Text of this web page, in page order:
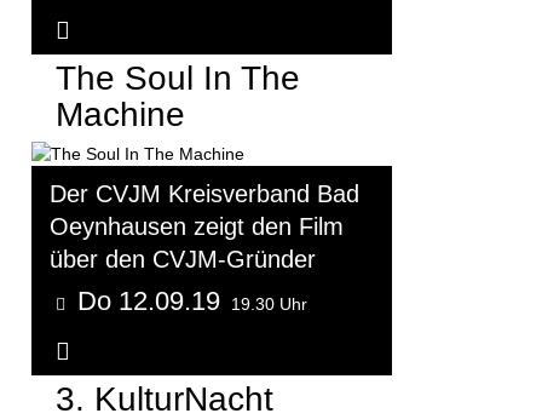
The Soul In The
Machine
Der CVJM Kreisverband Bad
Oeynhausen zeigt den Film
über den CVJM-Gründer
Do 12.09.19 19.30 Uhr
3. KulturNacht